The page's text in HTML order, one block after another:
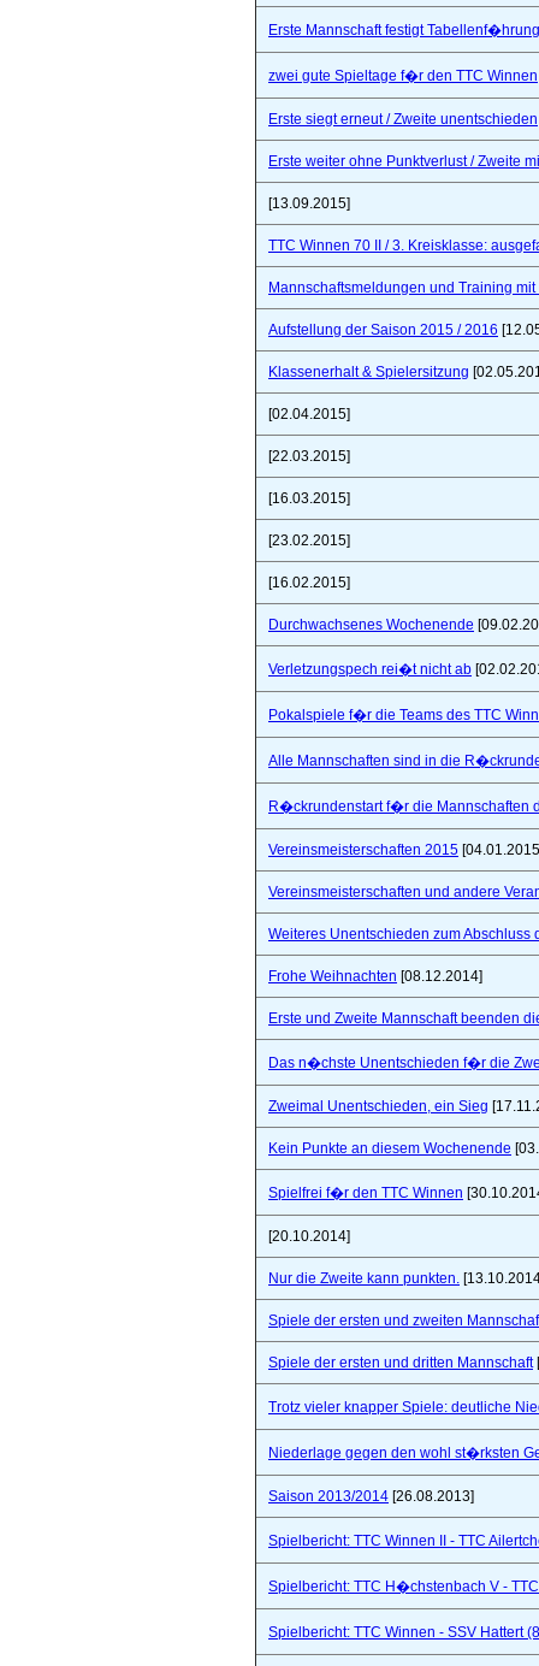
Erste Mannschaft festigt
zwei gute Spieltage f�r den TTC Winnen
Erste siegt erneut / Zweite unentschieden
Erste weiter ohne Punktverlust / Zweite
[13.09.2015]
TTC Winnen 70 II / 3. Kreisklasse:
Mannschaftsmeldungen und Training
Aufstellung der Saison 2015 / 2016
Klassenerhalt & Spielersitzung
[02.04.2015]
[22.03.2015]
[16.03.2015]
[23.02.2015]
[16.02.2015]
Durchwachsenes Wochenende
Verletzungspech rei�t nicht ab
Pokalspiele f�r die Teams des TTC
Alle Mannschaften sind in die
R�ckrundenstart f�r die Mannschaften
Vereinsmeisterschaften 2015
Vereinsmeisterschaften und andere
Weiteres Unentschieden zum Abschluss
Frohe Weihnachten [08.12.2014]
Erste und Zweite Mannschaft beenden
Das n�chste Unentschieden f�r die
Zweimal Unentschieden, ein Sieg
Kein Punkte an diesem Wochenende
Spielfrei f�r den TTC Winnen
[20.10.2014]
Nur die Zweite kann punkten.
Spiele der ersten und zweiten
Spiele der ersten und dritten Mannschaft
Trotz vieler knapper Spiele: deutliche
Niederlage gegen den wohl st�rksten
Saison 2013/2014 [26.08.2013]
Spielbericht: TTC Winnen II - TTC
Spielbericht: TTC H�chstenbach V -
Spielbericht: TTC Winnen - SSV Hattert